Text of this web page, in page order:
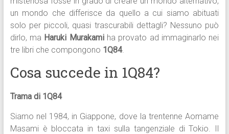
un mondo che differisce da quello a cui siamo abituati
solo per piccoli, quasi trascurabili dettagli? Nessuno può
dirlo, ma Haruki Murakamiha provato ad immaginarlo nei
tre libri che compongono 1Q84.
Cosa succede in 1Q84?
Trama di 1Q84
Siamo nel 1984, in Giappone, dove la trentenne Aomame
Masami è bloccata in taxi sulla tangenziale di Tokio. Il